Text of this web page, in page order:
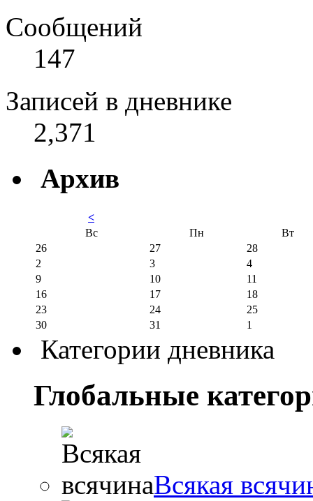
Сообщений
147
Записей в дневнике
2,371
Архив
<
Вс
Пн
Вт
26
27
28
2
3
4
9
10
11
16
17
18
23
24
25
30
31 1
Категории дневника
Глобальные
Всякая